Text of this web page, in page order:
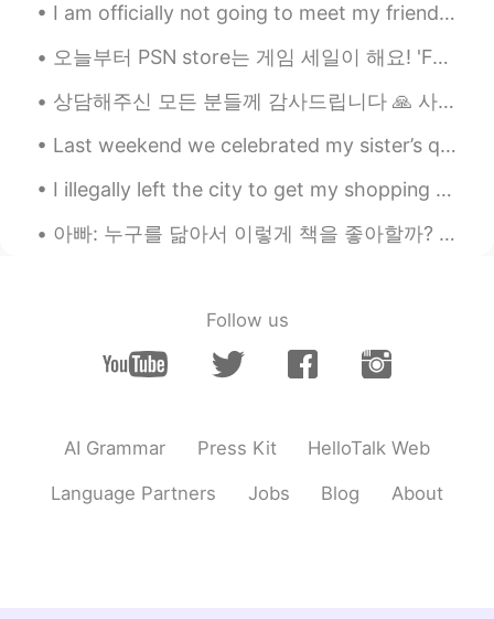
I am officially not going to meet my friends anymore😂😅 this week just been full of different Asia...
오늘부터 PSN store는 게임 세일이 해요! 'Forgotton Anne'이라는 게임을 샀어요~! 저는 15분만 동안 게임을 했는데 엄정 아름답고 재미있었요! 지브리 영화...
상담해주신 모든 분들께 감사드립니다 🙏 사실은 제 고민은 아니었고요 친언니가 요즘 고민하고 있었거든요 저는 듣자마자 반대를 했는데 제가 너무 언니를 보호하려고 방어적인 태...
Last weekend we celebrated my sister’s quinceañera. It’s a celebration of a girls 15th birthday i...
I illegally left the city to get my shopping done 🤫👀😁 because of the new rules we can’t travel fa...
아빠: 누구를 닮아서 이렇게 책을 좋아할까? 나: 누굴 닮기는. (정답은 엄마) 아빠: ㅇㅇㅇ(아빠 성함) 딸 확실하네. 피는 못 속는다니까. 나: 참.. 피가 거꾸로 흘러가...
Follow us
AI Grammar Press Kit HelloTalk Web
Language Partners Jobs Blog About